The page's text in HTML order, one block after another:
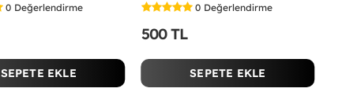
0 Değerlendirme
SEPETE EKLE
0 Değerlendirme
500 TL
SEPETE EKLE